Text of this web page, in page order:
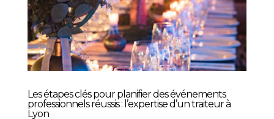
Les étapes clés pour planifier des événements
professionnels réussis : l’expertise d’un traiteur à
Lyon